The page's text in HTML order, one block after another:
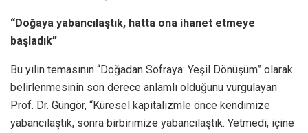
“Doğaya yabancılaştık, hatta ona ihanet etmeye
başladık”
Bu yılın temasının “Doğadan Sofraya: Yeşil Dönüşüm” olarak
belirlenmesinin son derece anlamlı olduğunu vurgulayan
Prof. Dr. Güngör, “Küresel kapitalizmle önce kendimize
yabancılaştık, sonra birbirimize yabancılaştık. Yetmedi; içine